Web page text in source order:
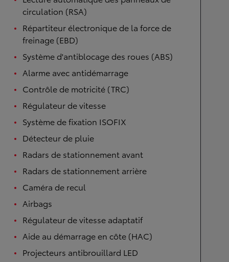
circulation (RSA)
Répartiteur électronique de la force de
freinage (EBD)
Système d'antiblocage des roues (ABS)
Alarme avec antidémarrage
Contrôle de motricité (TRC)
Régulateur de vitesse
Système de fixation ISOFIX
Détecteur de pluie
Radars de stationnement avant
Radars de stationnement arrière
Caméra de recul
Airbags
Régulateur de vitesse adaptatif
Aide au démarrage en côte (HAC)
Projecteurs antibrouillard LED